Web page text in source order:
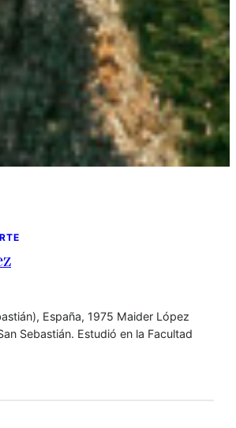
España, 1975 Maider López
Sebastián. Estudió en la Facultad